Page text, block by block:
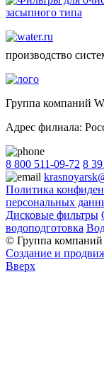
производство
Группа компаний
Адрес филиала:
8 800 511-09-72 8
Политика
персональных
Дисковые фильтры
водоподготовка
© Группа
Создание и
Вверх